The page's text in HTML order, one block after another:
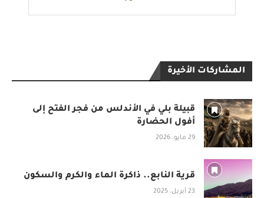
المشاركات الأخيرة
قبيلة بلي في الأندلس من فجر الفتح إلى
أفول الحضارة
29 مايو، 2026
قرية النابع.. ذاكرة الماء والكرم والسكون
23 أبريل، 2025